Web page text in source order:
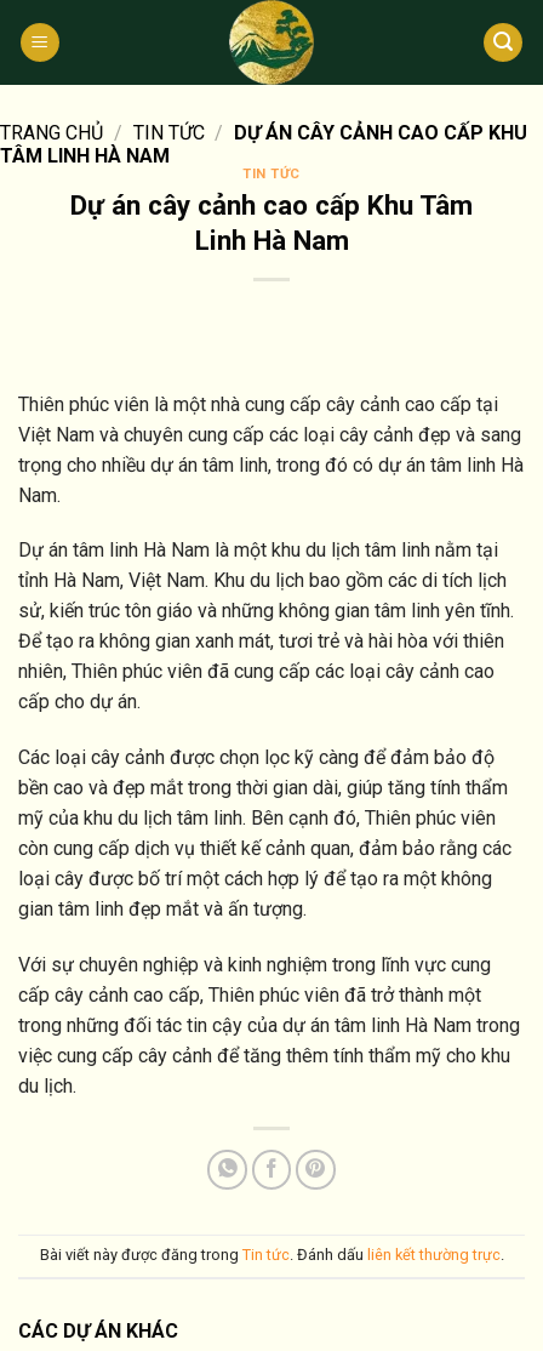
qua
TRANG CHỦ / TIN TỨC / DỰ ÁN CÂY CẢNH CAO CẤP KHU
TÂM LINH HÀ NAM
TIN TỨC
Dự án cây cảnh cao cấp Khu Tâm
Linh Hà Nam
Thiên phúc viên là một nhà cung cấp cây cảnh cao cấp tại
Việt Nam và chuyên cung cấp các loại cây cảnh đẹp và sang
trọng cho nhiều dự án tâm linh, trong đó có dự án tâm linh Hà
Nam.
Dự án tâm linh Hà Nam là một khu du lịch tâm linh nằm tại
tỉnh Hà Nam, Việt Nam. Khu du lịch bao gồm các di tích lịch
sử, kiến trúc tôn giáo và những không gian tâm linh yên tĩnh.
Để tạo ra không gian xanh mát, tươi trẻ và hài hòa với thiên
nhiên, Thiên phúc viên đã cung cấp các loại cây cảnh cao
cấp cho dự án.
Các loại cây cảnh được chọn lọc kỹ càng để đảm bảo độ
bền cao và đẹp mắt trong thời gian dài, giúp tăng tính thẩm
mỹ của khu du lịch tâm linh. Bên cạnh đó, Thiên phúc viên
còn cung cấp dịch vụ thiết kế cảnh quan, đảm bảo rằng các
loại cây được bố trí một cách hợp lý để tạo ra một không
gian tâm linh đẹp mắt và ấn tượng.
Với sự chuyên nghiệp và kinh nghiệm trong lĩnh vực cung
cấp cây cảnh cao cấp, Thiên phúc viên đã trở thành một
trong những đối tác tin cậy của dự án tâm linh Hà Nam trong
việc cung cấp cây cảnh để tăng thêm tính thẩm mỹ cho khu
du lịch.
Bài viết này được đăng trong Tin tức. Đánh dấu liên kết thường trực.
CÁC DỰ ÁN KHÁC